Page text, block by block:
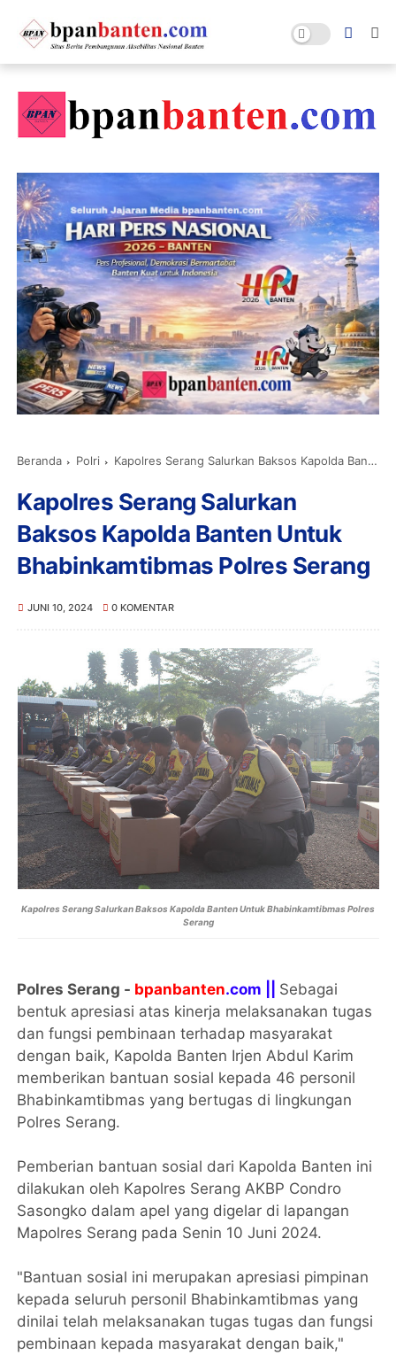
Beranda Polri Kapolres Serang Salurkan Baksos Kapolda Banten Untuk Bhabinkamtibmas Polres Serang
Kapolres Serang Salurkan
Baksos Kapolda Banten Untuk
Bhabinkamtibmas Polres Serang
JUNI 10, 2024 0 KOMENTAR
Kapolres Serang Salurkan Baksos Kapolda Banten Untuk Bhabinkamtibmas Polres
Serang
Polres Serang - bpanbanten.com ||
Sebagai
bentuk apresiasi atas kinerja melaksanakan tugas
dan fungsi pembinaan terhadap masyarakat
dengan baik, Kapolda Banten Irjen Abdul Karim
memberikan bantuan sosial kepada 46 personil
Bhabinkamtibmas yang bertugas di lingkungan
Polres Serang.
Pemberian bantuan sosial dari Kapolda Banten ini
dilakukan oleh Kapolres Serang AKBP Condro
Sasongko dalam apel yang digelar di lapangan
Mapolres Serang pada Senin 10 Juni 2024.
"Bantuan sosial ini merupakan apresiasi pimpinan
kepada seluruh personil Bhabinkamtibmas yang
dinilai telah melaksanakan tugas tugas dan fungsi
pembinaan kepada masyarakat dengan baik,"